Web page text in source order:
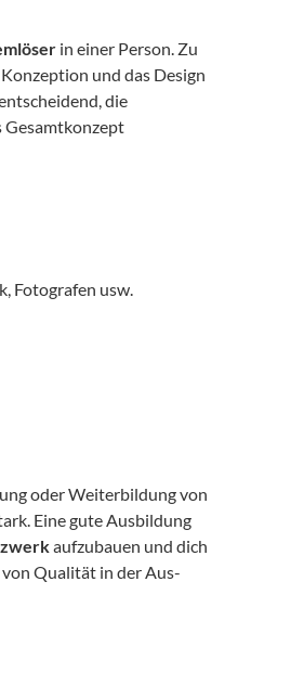
in einer Person. Zu
und das Design
die
Gesamtkonzept
Fotografen usw.
oder Weiterbildung von
Eine gute Ausbildung
aufzubauen und dich
Qualität in der Aus-